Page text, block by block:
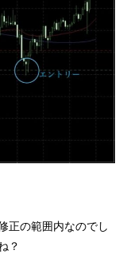
正の範囲内なのでし
？